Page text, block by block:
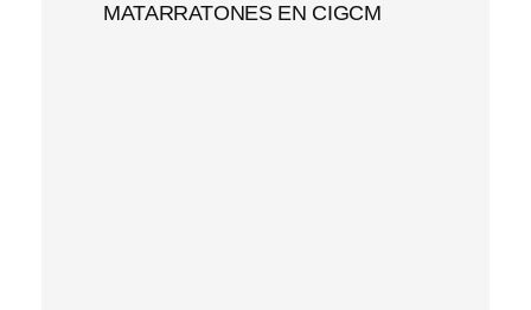
MATARRATONES EN CIGCM